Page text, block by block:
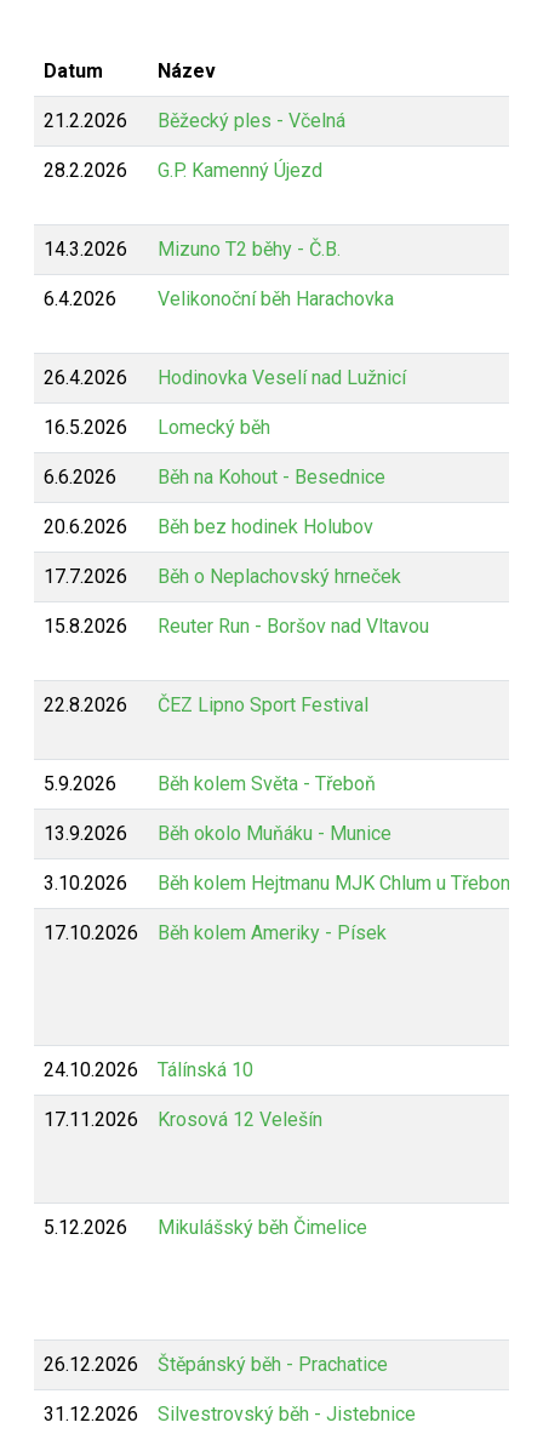
Datum Název
21.2.2026 Běžecký ples - Včelná
28.2.2026 G.P. Kamenný Újezd
14.3.2026 Mizuno T2 běhy - Č.B.
6.4.2026 Velikonoční běh Harachovka
26.4.2026 Hodinovka Veselí nad Lužnicí
16.5.2026 Lomecký běh
6.6.2026 Běh na Kohout - Besednice
20.6.2026 Běh bez hodinek Holubov
17.7.2026 Běh o Neplachovský hrneček
15.8.2026 Reuter Run - Boršov nad Vltavou
22.8.2026 ČEZ Lipno Sport Festival
5.9.2026 Běh kolem Světa - Třeboň
13.9.2026 Běh okolo Muňáku - Munice
3.10.2026 Běh kolem Hejtmanu MJK Chlum u Třeboně
17.10.2026 Běh kolem Ameriky - Písek
24.10.2026 Tálínská 10
17.11.2026 Krosová 12 Velešín
5.12.2026 Mikulášský běh Čimelice
26.12.2026 Štěpánský běh - Prachatice
31.12.2026 Silvestrovský běh - Jistebnice